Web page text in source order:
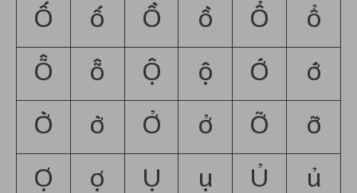
Ố ố Ồ ồ Ổ ổ
Ỗ ỗ Ộ ộ Ớ ớ
Ờ ờ Ở ở Ỡ ỡ
Ợ ợ Ụ ụ Ủ ủ